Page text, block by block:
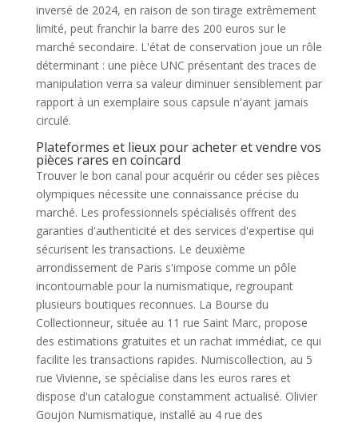
inversé de 2024, en raison de son tirage extrêmement
limité, peut franchir la barre des 200 euros sur le
marché secondaire. L'état de conservation joue un rôle
déterminant : une pièce UNC présentant des traces de
manipulation verra sa valeur diminuer sensiblement par
rapport à un exemplaire sous capsule n'ayant jamais
circulé.
Plateformes et lieux pour acheter et vendre vos
pièces rares en coincard
Trouver le bon canal pour acquérir ou céder ses pièces
olympiques nécessite une connaissance précise du
marché. Les professionnels spécialisés offrent des
garanties d'authenticité et des services d'expertise qui
sécurisent les transactions. Le deuxième
arrondissement de Paris s'impose comme un pôle
incontournable pour la numismatique, regroupant
plusieurs boutiques reconnues. La Bourse du
Collectionneur, située au 11 rue Saint Marc, propose
des estimations gratuites et un rachat immédiat, ce qui
facilite les transactions rapides. Numiscollection, au 5
rue Vivienne, se spécialise dans les euros rares et
dispose d'un catalogue constamment actualisé. Olivier
Goujon Numismatique, installé au 4 rue des